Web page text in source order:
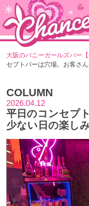
大阪のバニーガールズバー【
セプトバーは穴場。お客さ
COLUMN
2026.04.12
平日のコンセプ
少ない日の楽し